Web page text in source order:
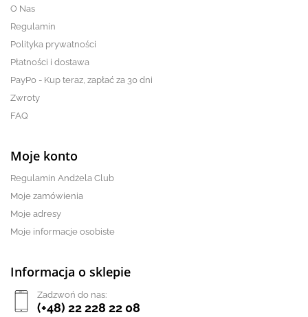
O Nas
Regulamin
Polityka prywatności
Płatności i dostawa
PayPo - Kup teraz, zapłać za 30 dni
Zwroty
FAQ
Moje konto
Regulamin Andżela Club
Moje zamówienia
Moje adresy
Moje informacje osobiste
Informacja o sklepie
Zadzwoń do nas:
(+48) 22 228 22 08